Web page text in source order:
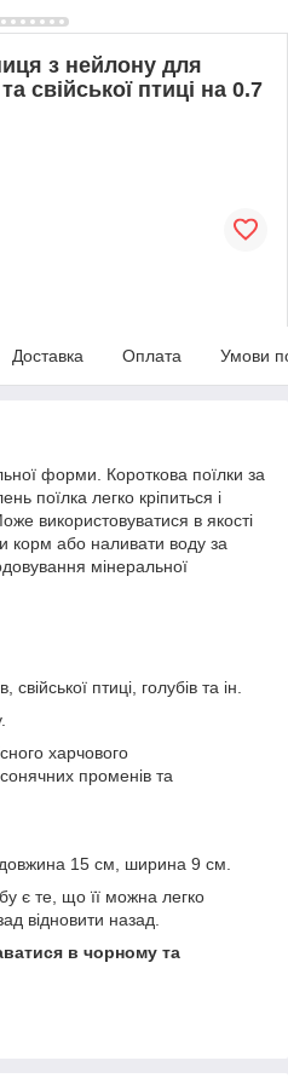
з нейлону для
свійської птиці на 0.7
Доставка Оплата Умови
форми. Короткова поїлки за
поїлка легко кріпиться і
використовуватися в якості
корм або наливати воду за
мінеральної
птиці, голубів та ін.
харчового
променів та
15 см, ширина 9 см.
є те, що її можна легко
відновити назад.
в чорному та